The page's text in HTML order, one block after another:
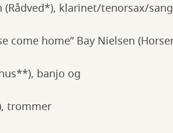
(Rådved*), klarinet/tenorsax/sang
come home” Bay Nielsen
banjo og
trommer